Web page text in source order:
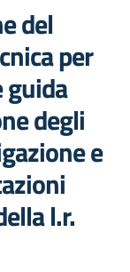
del
per
guida
degli
e
l.r.